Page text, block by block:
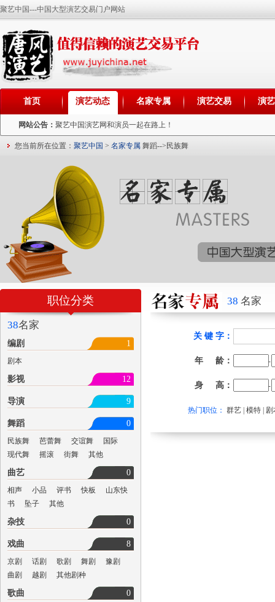
聚艺中国---中国大型演艺交易门户网站
首页 演艺动态 名家专属 演艺交易 演
网站公告： 聚艺中国演艺网和演员一起在路上！
您当前所在位置： 聚艺中国 > 名家专属 舞蹈-->民族舞
职位分类
38名家
1
编剧
剧本
12
影视
9
导演
0
舞蹈
民族舞 芭蕾舞 交谊舞
国际
现代舞
摇滚 街舞 其他
0
曲艺
相声 小品 评书 快板
山东快
书
坠子 其他
0
杂技
8
戏曲
京剧 话剧 歌剧 舞剧
豫剧
曲剧
越剧 其他剧种
0
歌曲
38 名家
关 键 字：
年 龄： -
身 高： -
热门职位： 群艺 |模特 剧